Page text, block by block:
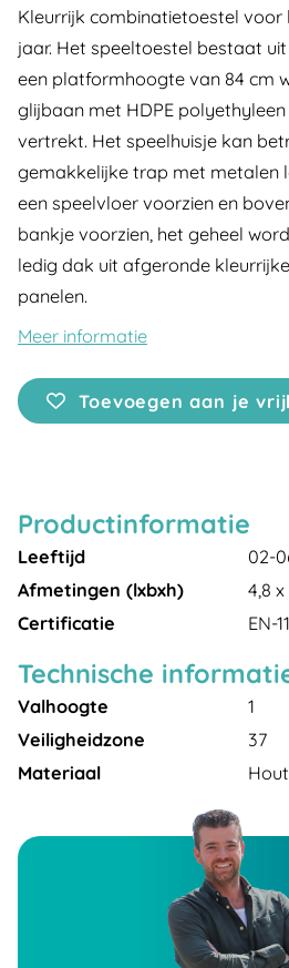
Kleurrijk combinatietoestel voor
jaar. Het speeltoestel bestaat
een platformhoogte van 84 cm
glijbaan met HDPE
vertrekt. Het speelhuisje kan
gemakkelijke trap met metalen
een speelvloer voorzien en
bankje voorzien, het geheel
ledig dak uit afgeronde
panelen.
Meer informatie
Toevoegen aan je
Productinformatie
Leeftijd
02-
Afmetingen (lxbxh)
4,8 x
Certificatie
EN-
Technische
Valhoogte
1
Veiligheidzone
37
Materiaal
Hout